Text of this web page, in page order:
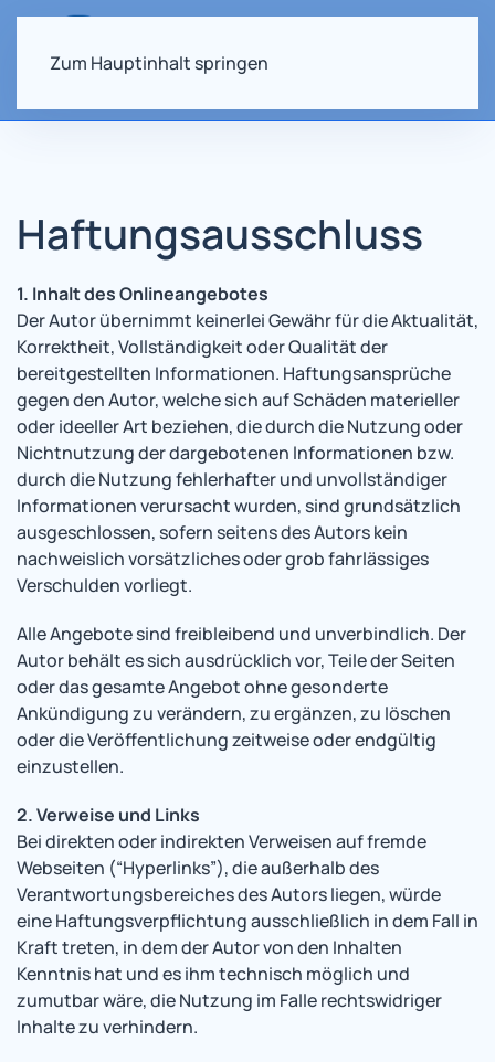
Zum Hauptinhalt springen
Haftungsausschluss
1. Inhalt des Onlineangebotes
Der Autor übernimmt keinerlei Gewähr für die Aktualität,
Korrektheit, Vollständigkeit oder Qualität der
bereitgestellten Informationen. Haftungsansprüche
gegen den Autor, welche sich auf Schäden materieller
oder ideeller Art beziehen, die durch die Nutzung oder
Nichtnutzung der dargebotenen Informationen bzw.
durch die Nutzung fehlerhafter und unvollständiger
Informationen verursacht wurden, sind grundsätzlich
ausgeschlossen, sofern seitens des Autors kein
nachweislich vorsätzliches oder grob fahrlässiges
Verschulden vorliegt.
Alle Angebote sind freibleibend und unverbindlich. Der
Autor behält es sich ausdrücklich vor, Teile der Seiten
oder das gesamte Angebot ohne gesonderte
Ankündigung zu verändern, zu ergänzen, zu löschen
oder die Veröffentlichung zeitweise oder endgültig
einzustellen.
2. Verweise und Links
Bei direkten oder indirekten Verweisen auf fremde
Webseiten (“Hyperlinks”), die außerhalb des
Verantwortungsbereiches des Autors liegen, würde
eine Haftungsverpflichtung ausschließlich in dem Fall in
Kraft treten, in dem der Autor von den Inhalten
Kenntnis hat und es ihm technisch möglich und
zumutbar wäre, die Nutzung im Falle rechtswidriger
Inhalte zu verhindern.